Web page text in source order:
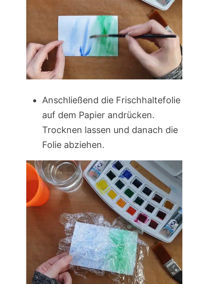
Anschließend die Frischhaltefolie
auf dem Papier andrücken.
Trocknen lassen und danach die
Folie abziehen.